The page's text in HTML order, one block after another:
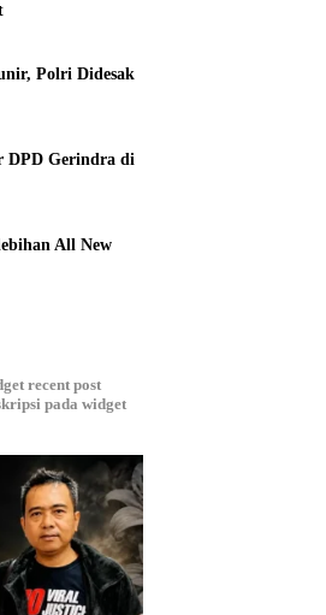
Polri Didesak
DPD Gerindra di
All New
recent post
pada widget